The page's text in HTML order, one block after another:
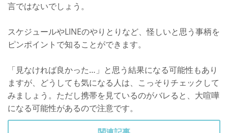
言ではないでしょう。
スケジュールやLINEのやりとりなど、怪しいと思う事柄を
ピンポイントで知ることができます。
「見なければ良かった…」と思う結果になる可能性もあり
ますが、どうしても気になる人は、こっそりチェックして
みましょう。ただし携帯を見ているのがバレると、大喧嘩
になる可能性があるので注意です。